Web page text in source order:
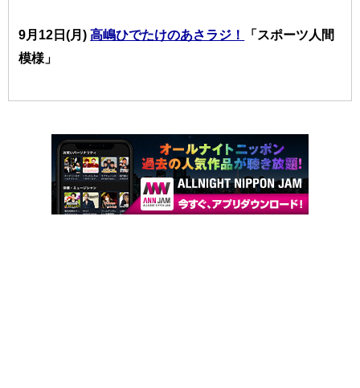
9月12 日(月)高嶋ひでたけのあさラジ！
「スポーツ人間
模様」